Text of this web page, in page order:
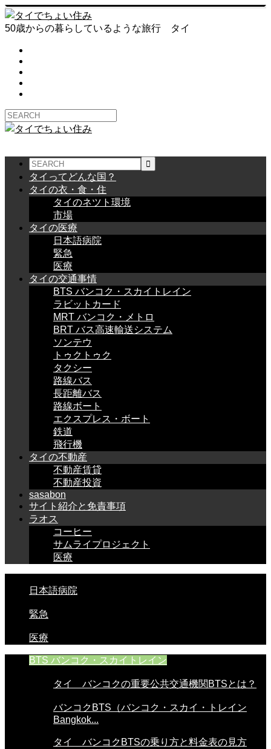
50歳からの暮らしているような旅行 タイ
タイってどんな国？
タイの衣・食・住
タイのネツト環境
市場
タイの医療
日本語病院
緊急
医療
タイの交通事情
BTS バンコク・スカイトレイン
ラビットカード
MRT バンコク・メトロ
BRT バス高速輸送システム
ソンテウ
トゥクトゥク
タクシー
路線バス
長距離バス
路線ボート
エクスプレス・ボート
鉄道
飛行機
タイの不動産
不動産賃貸
不動産投資
sasabon
サイト紹介と免責事項
ラオス
コーヒー
サムライプロジェクト
医療
日本語病院
緊急
医療
BTS バンコク・スカイトレイン
タイ バンコクの重要公共交通機関BTSとは？
バンコクBTS（バンコク・スカイ・トレイン
Bangkok...
タイ バンコクBTSの乗り方と料金表の見方